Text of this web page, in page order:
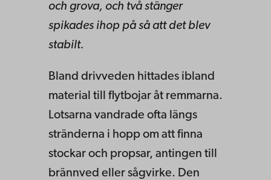
och grova, och två stänger
spikades ihop på så att det blev
stabilt.
Bland drivveden hittades ibland
material till flytbojar åt remmarna.
Lotsarna vandrade ofta längs
stränderna i hopp om att finna
stockar och propsar, antingen till
brännved eller sågvirke. Den